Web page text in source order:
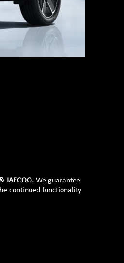
JAECOO. We guarantee
continued functionality